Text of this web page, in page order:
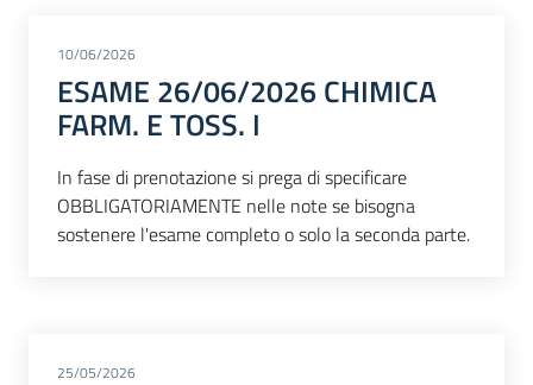
10/06/2026
ESAME 26/06/2026 CHIMICA
FARM. E TOSS. I
In fase di prenotazione si prega di specificare
OBBLIGATORIAMENTE nelle note se bisogna
sostenere l'esame completo o solo la seconda parte.
25/05/2026